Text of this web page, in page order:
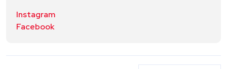
Instagram
Facebook